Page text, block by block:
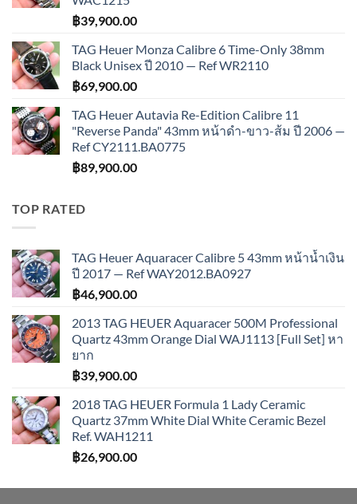
฿39,900.00
TAG Heuer Monza Calibre 6 Time-Only 38mm
Black Unisex ปี 2010 — Ref WR2110
฿69,900.00
TAG Heuer Autavia Re-Edition Calibre 11
"Reverse Panda" 43mm หน้าดำ-ขาว-ส้ม ปี 2006 —
Ref CY2111.BA0775
฿89,900.00
TOP RATED
TAG Heuer Aquaracer Calibre 5 43mm หน้าน้ำเงิน
ปี 2017 — Ref WAY2012.BA0927
฿46,900.00
2013 TAG HEUER Aquaracer 500M Professional
Quartz 43mm Orange Dial WAJ1113 [Full Set] หา
ยาก
฿39,900.00
2018 TAG HEUER Formula 1 Lady Ceramic
Quartz 37mm White Dial White Ceramic Bezel
Ref. WAH1211
฿26,900.00